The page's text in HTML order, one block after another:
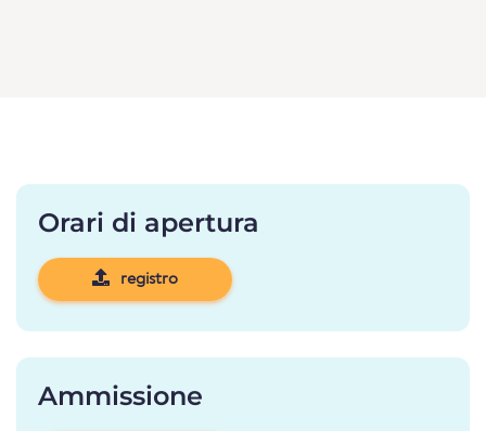
Orari di apertura
registro
Ammissione